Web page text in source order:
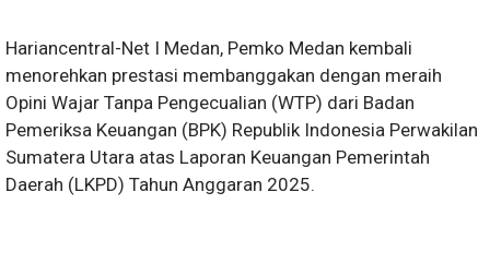
Hariancentral-Net I Medan, Pemko Medan kembali
menorehkan prestasi membanggakan dengan meraih
Opini Wajar Tanpa Pengecualian (WTP) dari Badan
Pemeriksa Keuangan (BPK) Republik Indonesia Perwakilan
Sumatera Utara atas Laporan Keuangan Pemerintah
Daerah (LKPD) Tahun Anggaran 2025.